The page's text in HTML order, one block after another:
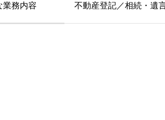
業務内容 不動産登記／相続・遺